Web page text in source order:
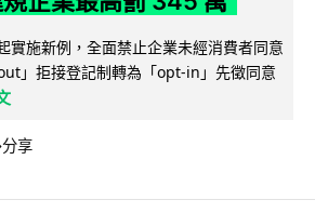
實施新例，全面禁止企業未經消費者同意
」拒接登記制轉為「opt-in」先徵同意
分享